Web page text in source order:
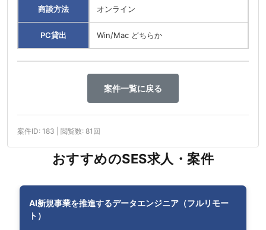
商談方法 オンライン
PC貸出 Win/Mac どちらか
案件一覧に戻る
案件ID: 183 | 閲覧数: 81回
おすすめのSES求人・案件
AI新規事業を推進するデータエンジニア（フルリモー
ト）